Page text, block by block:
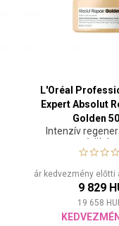
L'Oréal
Expert Absolut
Golden
Intenzív
sérült
ár kedvezmény
9 829
19 658